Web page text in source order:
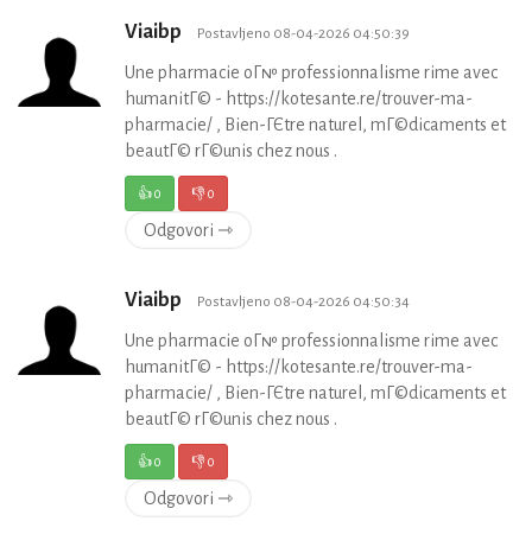
Viaibp Postavljeno 08-04-2026 04:50:39
Une pharmacie oГ№ professionnalisme rime avec
humanitГ© - https://kotesante.re/trouver-ma-
pharmacie/ , Bien-ГЄtre naturel, mГ©dicaments et
beautГ© rГ©unis chez nous .
👍0 👎0
Odgovori ⇾
Viaibp Postavljeno 08-04-2026 04:50:34
Une pharmacie oГ№ professionnalisme rime avec
humanitГ© - https://kotesante.re/trouver-ma-
pharmacie/ , Bien-ГЄtre naturel, mГ©dicaments et
beautГ© rГ©unis chez nous .
👍0 👎0
Odgovori ⇾